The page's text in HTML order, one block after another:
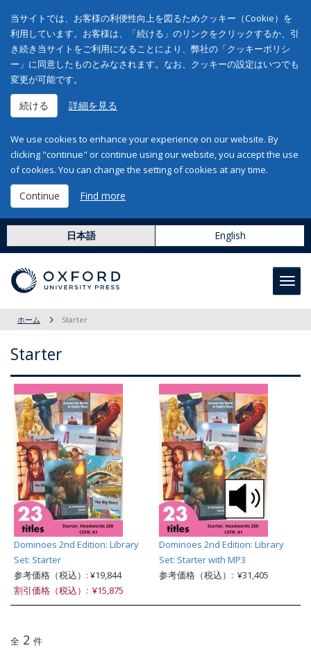
当サイトでは、お客様の利便性向上を図るためクッキー（Cookie）を
利用しています。お客様は、「続ける」のリンクをクリックするか、引
き続き当サイトをご利用になることにより、弊社の「クッキーポリシ
ー」に同意したものとみなされます。なお、クッキーの設定はいつでも
変更が可能です。
続ける 詳細を見る
We use cookies to enhance your experience on our website. By
clicking "continue" or continue using our website, you accept the use
of cookies. You can change the setting of cookies at any time.
Continue Find more
日本語 English
ホーム Starter
Starter
Dominoes 2nd Edition: Library
Set: Starter
参考価格（税込）: ¥19,844
割引価格（税込）: ¥15,875
Dominoes 2nd Edition: Library
Set: Starter with MP3
参考価格（税込）: ¥31,405
全 2 件